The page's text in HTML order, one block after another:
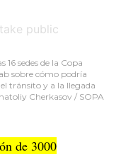
sedes de la Copa
sobre cómo podría
tránsito y a la llegada
Cherkasov / SOPA
de 3000